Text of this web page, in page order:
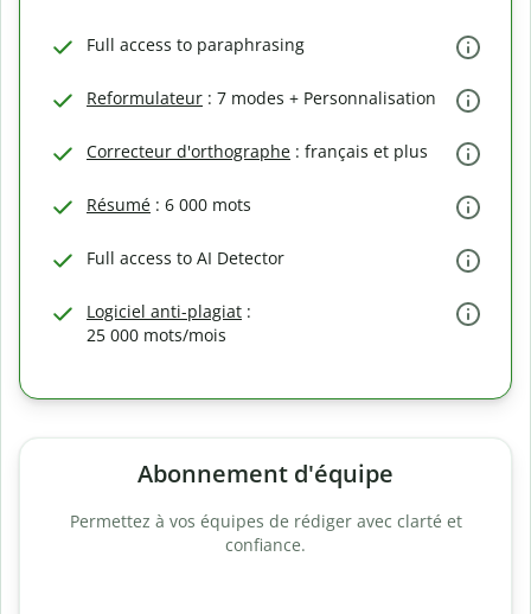
Full access to paraphrasing
Reformulateur : 7 modes + Personnalisation
Correcteur d'orthographe : français et plus
Résumé : 6 000 mots
Full access to AI Detector
Logiciel anti-plagiat :
25 000 mots/mois
Abonnement d'équipe
Permettez à vos équipes de rédiger avec clarté et
confiance.